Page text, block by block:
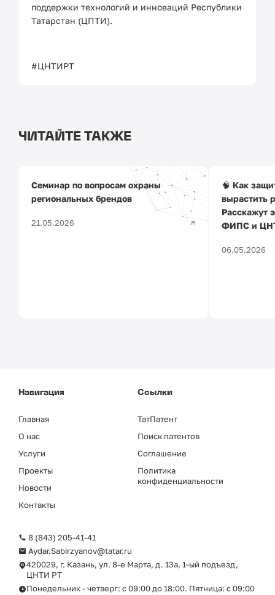
поддержки технологий и инноваций Республики
Татарстан (ЦПТИ).
#ЦНТИРТ
ЧИТАЙТЕ ТАКЖЕ
Семинар по вопросам охраны
региональных брендов
21.05.2026
🧠 Как
вырастить
Расскажут
ФИПС и
06.05.2026
8 (843) 205-41-41
Aydar.Sabirzyanov@tatar.ru
420029, г. Казань, ул. 8-е Марта, д. 13а, 1-ый подъезд,
ЦНТИ РТ
Понедельник - четверг: с 09:00 до 18:00. Пятница: с 09:00
Навигация
Главная
О нас
Услуги
Проекты
Новости
Контакты
Ссылки
ТатПатент
Поиск патентов
Соглашение
Политика
конфиденциальности